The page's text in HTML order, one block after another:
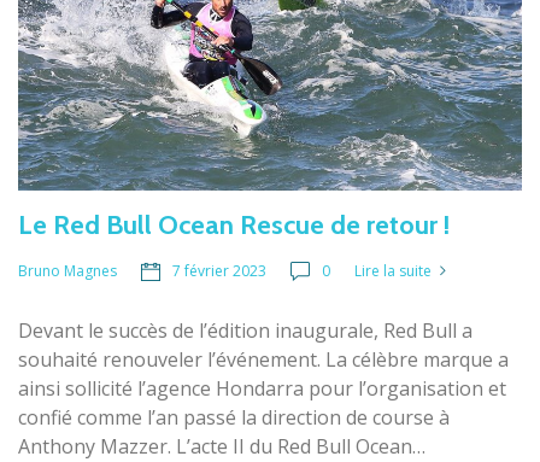
Le Red Bull Ocean Rescue de retour !
Bruno Magnes 7 février 2023 0 Lire la suite
Devant le succès de l’édition inaugurale, Red Bull a
souhaité renouveler l’événement. La célèbre marque a
ainsi sollicité l’agence Hondarra pour l’organisation et
confié comme l’an passé la direction de course à
Anthony Mazzer. L’acte II du Red Bull Ocean…